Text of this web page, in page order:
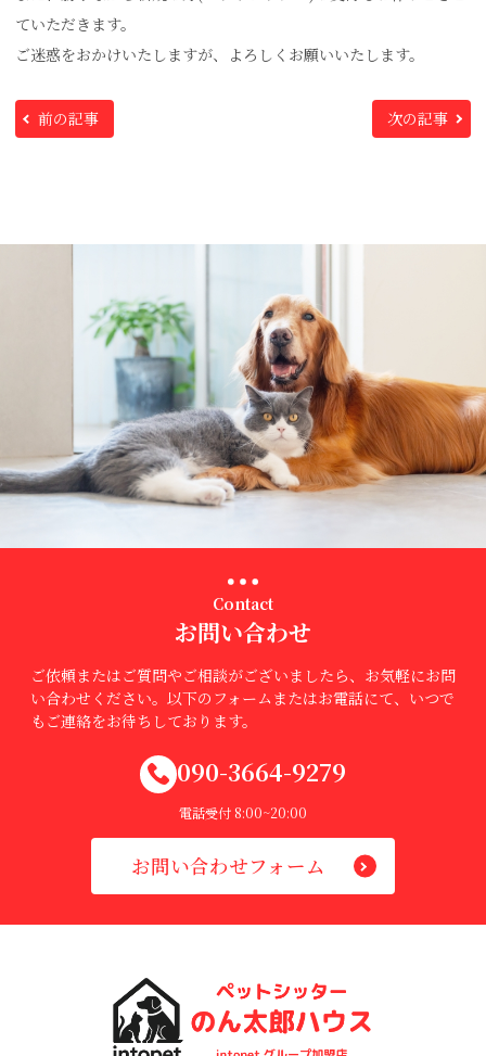
ていただきます。
ご迷惑をおかけいたしますが、よろしくお願いいたします。
前の記事 次の記事
Contact
お問い合わせ
ご依頼またはご質問やご相談がございましたら、お気軽にお問
い合わせください。以下のフォームまたはお電話にて、いつで
もご連絡をお待ちしております。
090-3664-9279
電話受付 8:00~20:00
お問い合わせフォーム